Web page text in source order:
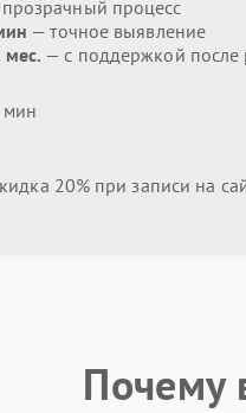
процесс
— точное выявление
мес. — с поддержкой после
мин
20% при записи на
Почему